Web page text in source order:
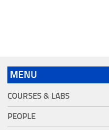
MENU
COURSES & LABS
PEOPLE